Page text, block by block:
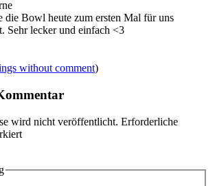
die Bowl heute zum ersten Mal für uns
Sehr lecker und einfach <3
without comment)
wird nicht veröffentlicht. Erforderliche